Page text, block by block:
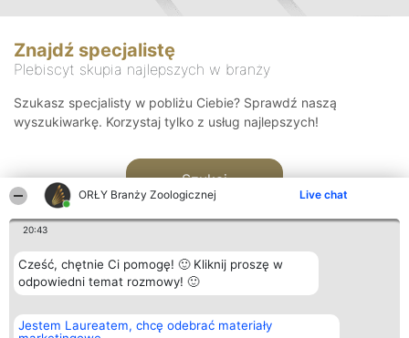
ORŁY Branży Zoologicznej Live chat
20:43
Cześć, chętnie Ci pomogę! 🙂 Kliknij proszę w
odpowiedni temat rozmowy! 🙂
Jestem Laureatem, chcę odebrać materiały
Znajdź specjalistę
Plebiscyt skupia najlepszych w branży
Szukasz specjalisty w pobliżu Ciebie? Sprawdź naszą
wyszukiwarkę. Korzystaj tylko z usług najlepszych!
Szukaj
Organizator plebiscytu
Bright Side Solutions sp. z o.
Plebiscyt
Laureaci
Kontakt
Kontakt